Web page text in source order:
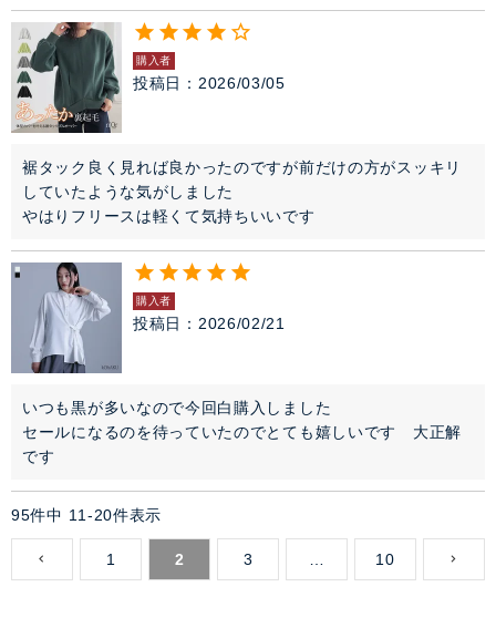
購入者
投稿日 2026/03/05
裾タック良く見れば良かったのですが前だけの方がスッキリ
していたような気がしました
やはりフリースは軽くて気持ちいいです
購入者
投稿日 2026/02/21
いつも黒が多いなので今回白購入しました
セールになるのを待っていたのでとても嬉しいです　大正解
です
95件中 11 -20件表示
1 2 3 10